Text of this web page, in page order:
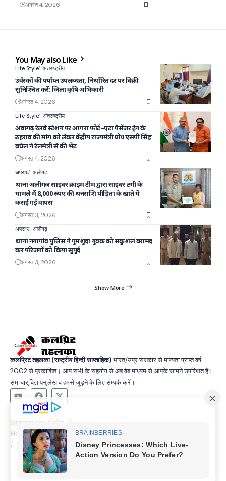
अगस्त 4, 2026
You May also Like
Life Style अंतराष्ट्रीय
उर्वरकों की पर्याप्त उपलब्धता, निर्धारित दर पर बिक्री
सुनिश्चित करें: जिला कृषि अधिकारी
अगस्त 4, 2026
Life Style अंतराष्ट्रीय
अवागढ़ रेलवे स्टेशन पर आगरा फोर्ट–एटा पैसेंजर ट्रेन के
ठहराव की मांग को लेकर केंद्रीय राज्यमंत्री प्रो0 एसपी सिंह
बघेल ने रेलमंत्री से की भेंट
अगस्त 4, 2026
अपराध अलीगढ़
थाना अलीगंज साइबर क्राइम टीम द्वारा साइबर ठगी के
मामले में 8,000 रुपए की धनराशि पीड़िता के खाते में
कराई गई वापस
अगस्त 3, 2026
अपराध अलीगढ़
थाना नयागांव पुलिस ने गुमशुदा युवक को सकुशल बरामद
कर परिजनों को किया सुपुर्द
अगस्त 3, 2026
Show More
कलप्रिट तहलका (राष्ट्रीय हिन्दी साप्ताहिक)भारत/उप्र सरकार से मान्यता प्राप्त वर्ष
2002 से प्रकाशित। आप सभी के सहयोग से अब वेब माध्यम से आपके सामने उपस्थित है।
समाचार,विज्ञापन,लेख व हमसे जुड़ने के लिए संम्पर्क करें।
Important Links
Home Latest News Contact
Privacy Policy
Terms and Condition Join Us
© Copyright 2025, All Rights Reserved |